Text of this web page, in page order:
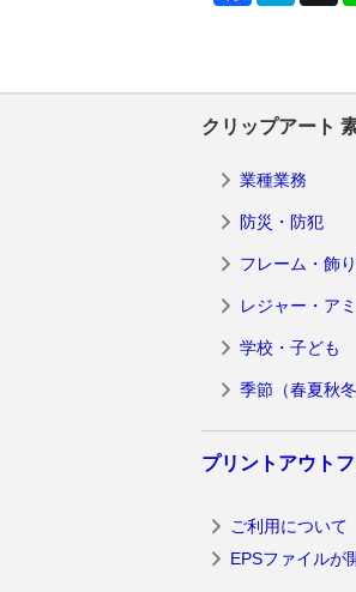
クリップアート
業種業務
防災・防犯
フレーム・飾
レジャー・ア
学校・子ども
季節（春夏秋冬
プリントアウト
ご利用について
EPSファイルが